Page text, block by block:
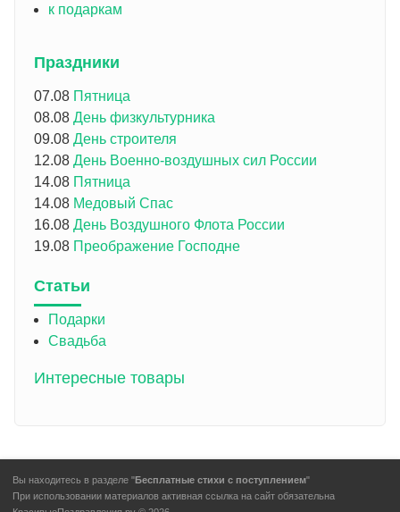
к подаркам
Праздники
07.08 Пятница
08.08 День физкультурника
09.08 День строителя
12.08 День Военно-воздушных сил России
14.08 Пятница
14.08 Медовый Спас
16.08 День Воздушного Флота России
19.08 Преображение Господне
Статьи
Подарки
Свадьба
Интересные товары
Вы находитесь в разделе "Бесплатные стихи с поступлением"
При использовании материалов активная ссылка на сайт обязательна